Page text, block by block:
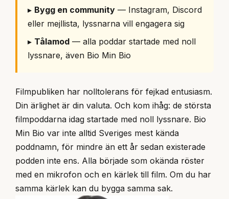
▸ Bygg en community — Instagram, Discord
eller mejllista, lyssnarna vill engagera sig
▸ Tålamod — alla poddar startade med noll
lyssnare, även Bio Min Bio
Filmpubliken har nolltolerans för fejkad entusiasm.
Din ärlighet är din valuta. Och kom ihåg: de största
filmpoddarna idag startade med noll lyssnare. Bio
Min Bio var inte alltid Sveriges mest kända
poddnamn, för mindre än ett år sedan existerade
podden inte ens. Alla började som okända röster
med en mikrofon och en kärlek till film. Om du har
samma kärlek kan du bygga samma sak.